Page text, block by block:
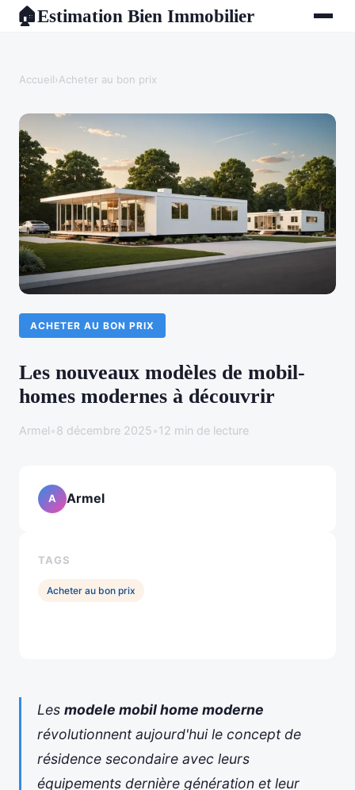
🏠Estimation Bien Immobilier
Accueil›Acheter au bon prix
ACHETER AU BON PRIX
Les nouveaux modèles de mobil-
homes modernes à découvrir
Armel 8 décembre 2025 12 min de lecture
Les modele mobil home moderne
révolutionnent aujourd'hui le concept de
résidence secondaire avec leurs
équipements dernière génération et leur
A Armel
TAGS
Acheter au bon prix